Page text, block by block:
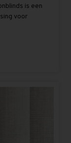
is een
voor